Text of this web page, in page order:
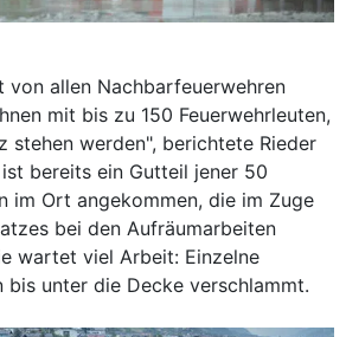
von allen Nachbarfeuerwehren
mit bis zu 150 Feuerwehrleuten,
stehen werden", berichtete Rieder
bereits ein Gutteil jener 50
im Ort angekommen, die im Zuge
bei den Aufräumarbeiten
wartet viel Arbeit: Einzelne
bis unter die Decke verschlammt.